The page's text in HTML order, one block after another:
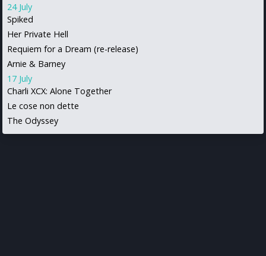
24 July
Spiked
Her Private Hell
Requiem for a Dream (re-release)
Arnie & Barney
17 July
Charli XCX: Alone Together
Le cose non dette
The Odyssey